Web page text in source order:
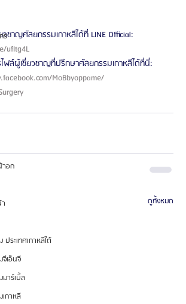
ร
าอก
ระเทศเกาหลีใต้
เอ็นจี
าร์เบิ้ล
กาหลี
ชาญศัลยกรรมเกาหลีได้ที่ LINE Official:
ufItg4L
ไฟล์ผู้เชี่ยวชาญที่ปรึกษาศัลยกรรมเกาหลีได้ที่นี่:
MoBbyoppame/
ดูทั้งหมด